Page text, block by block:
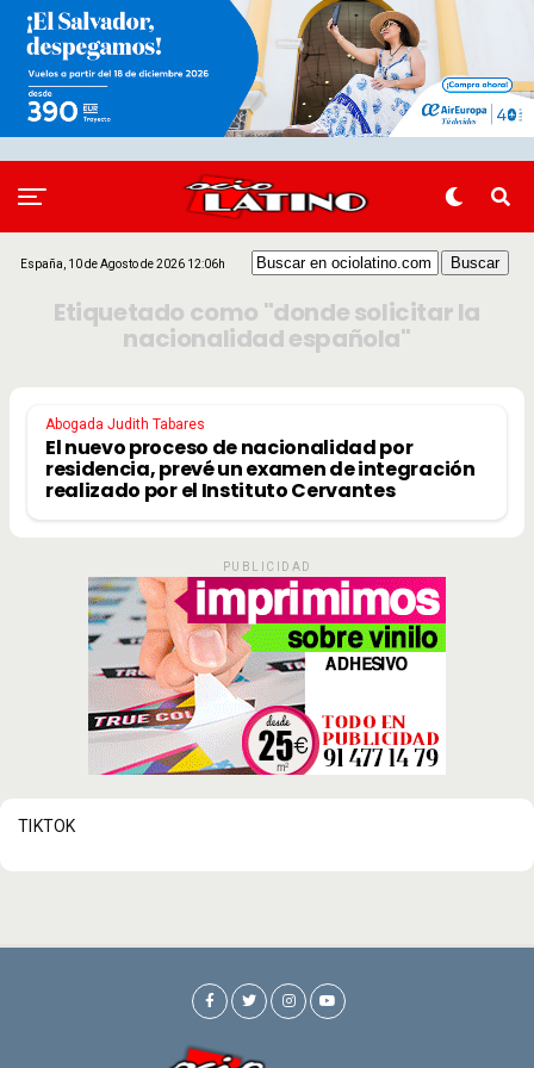
España, 10 de Agosto de 2026 12:06h
Etiquetado como "donde solicitar la
nacionalidad española"
Abogada Judith Tabares
El nuevo proceso de nacionalidad por
residencia, prevé un examen de integración
realizado por el Instituto Cervantes
PUBLICIDAD
TIKTOK